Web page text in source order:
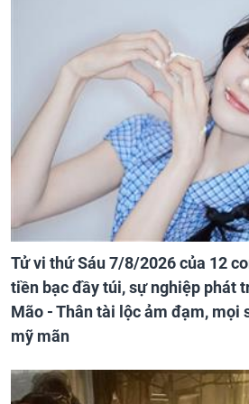
Tử vi thứ Sáu 7/8/2026 của 12
tiền bạc đầy túi, sự nghiệp phát
Mão - Thân tài lộc ảm đạm, mọi
mỹ mãn